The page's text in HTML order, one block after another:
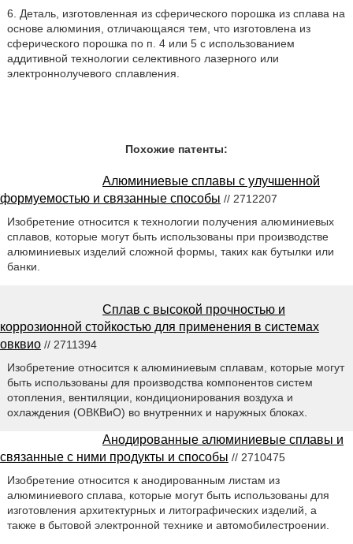
6. Деталь, изготовленная из сферического порошка из сплава на
основе алюминия, отличающаяся тем, что изготовлена из
сферического порошка по п. 4 или 5 с использованием
аддитивной технологии селективного лазерного или
электроннолучевого сплавления.
Похожие патенты:
Алюминиевые сплавы с улучшенной
формуемостью и связанные способы // 2712207
Изобретение относится к технологии получения алюминиевых
сплавов, которые могут быть использованы при производстве
алюминиевых изделий сложной формы, таких как бутылки или
банки.
Сплав с высокой прочностью и
коррозионной стойкостью для применения в системах
овквио // 2711394
Изобретение относится к алюминиевым сплавам, которые могут
быть использованы для производства компонентов систем
отопления, вентиляции, кондиционирования воздуха и
охлаждения (ОВКВиО) во внутренних и наружных блоках.
Анодированные алюминиевые сплавы и
связанные с ними продукты и способы // 2710475
Изобретение относится к анодированным листам из
алюминиевого сплава, которые могут быть использованы для
изготовления архитектурных и литографических изделий, а
также в бытовой электронной технике и автомобилестроении.